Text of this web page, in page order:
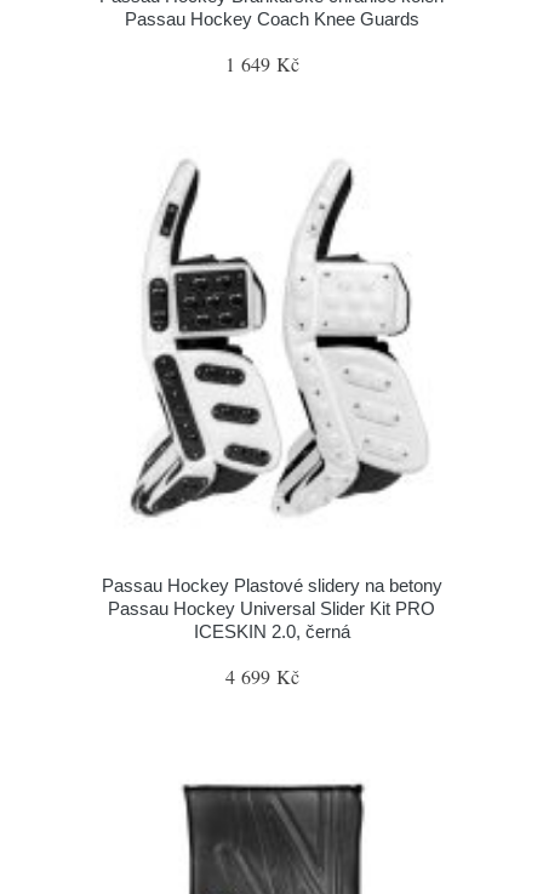
Passau Hockey Coach Knee Guards
1 649 Kč
Passau Hockey Plastové slidery na betony
Passau Hockey Universal Slider Kit PRO
ICESKIN 2.0, černá
4 699 Kč